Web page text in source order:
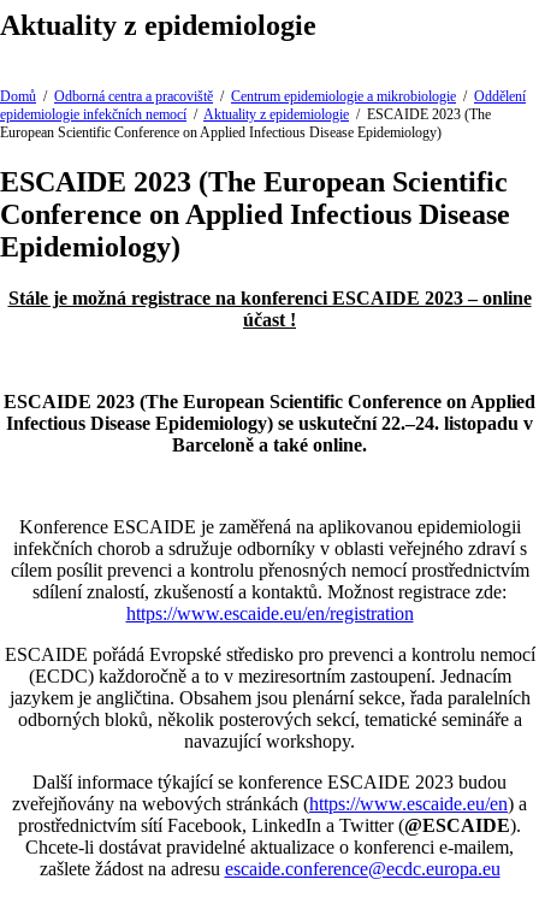
Aktuality z epidemiologie
Domů / Odborná centra a pracoviště / Centrum epidemiologie a mikrobiologie / Oddělení
epidemiologie infekčních nemocí / Aktuality z epidemiologie / ESCAIDE 2023 (The
European Scientific Conference on Applied Infectious Disease Epidemiology)
ESCAIDE 2023 (The European Scientific
Conference on Applied Infectious Disease
Epidemiology)
Stále je možná registrace na konferenci ESCAIDE 2023 – online
účast !
ESCAIDE 2023 (The European Scientific Conference on Applied
Infectious Disease Epidemiology) se uskuteční 22.–24. listopadu v
Barceloně a také online.
Konference ESCAIDE je zaměřená na aplikovanou epidemiologii
infekčních chorob a sdružuje odborníky v oblasti veřejného zdraví s
cílem posílit prevenci a kontrolu přenosných nemocí prostřednictvím
sdílení znalostí, zkušeností a kontaktů. Možnost registrace zde:
https://www.escaide.eu/en/registration
ESCAIDE pořádá Evropské středisko pro prevenci a kontrolu nemocí
(ECDC) každoročně a to v meziresortním zastoupení. Jednacím
jazykem je angličtina. Obsahem jsou plenární sekce, řada paralelních
odborných bloků, několik posterových sekcí, tematické semináře a
navazující workshopy.
Další informace týkající se konference ESCAIDE 2023 budou
zveřejňovány na webových stránkách (https://www.escaide.eu/en) a
prostřednictvím sítí Facebook, LinkedIn a Twitter (@ESCAIDE).
Chcete-li dostávat pravidelné aktualizace o konferenci e-mailem,
zašlete žádost na adresu escaide.conference@ecdc.europa.eu